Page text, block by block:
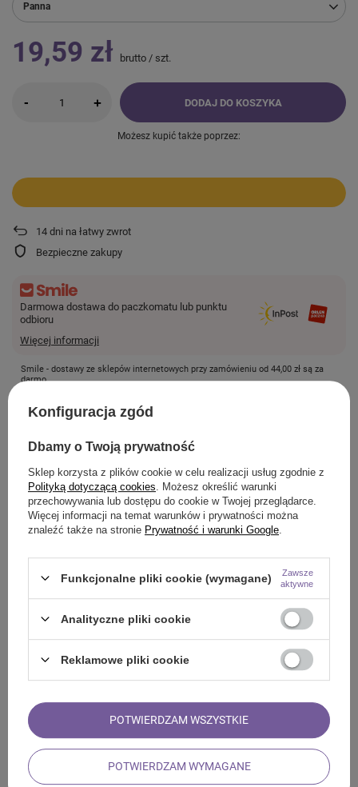
Panna
19,59 zł brutto / szt.
- + DODAJ DO KOSZYKA
Możesz kupić także poprzez:
14 dni na łatwy zwrot
Bezpieczne zakupy
Darmowa dostawa do paczkomatu lub punktu
odbioru
Więcej informacji
Smile - dostawy ze sklepów internetowych przy zamówieniu od 44,00 zł są za
darmo.
Z NASZEGO BLOGA
ZADAJ PYTANIE
ZOBACZ RÓWNIEŻ
Zestaw kamieni czakralnych – w ozdobnym pudełku
35,27 zł / szt.
Konfiguracja zgód
Dbamy o Twoją prywatność
Sklep korzysta z plików cookie w celu realizacji usług zgodnie z
Polityką dotyczącą cookies . Możesz określić warunki
przechowywania lub dostępu do cookie w Twojej przeglądarce.
Więcej informacji na temat warunków i prywatności można
znaleźć także na stronie Prywatność i warunki Google
Funkcjonalne pliki cookie (wymagane)
Zawsze
aktywne
Analityczne pliki cookie
Reklamowe pliki cookie
POTWIERDZAM WYMAGANE
POTWIERDZAM WSZYSTKIE